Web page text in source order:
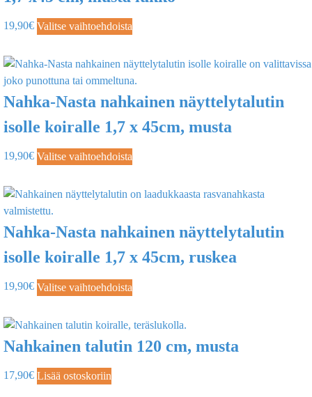
19,90€ Valitse vaihtoehdoista
Nahka-Nasta nahkainen näyttelytalutin
isolle koiralle 1,7 x 45cm, musta
19,90€ Valitse vaihtoehdoista
Nahka-Nasta nahkainen näyttelytalutin
isolle koiralle 1,7 x 45cm, ruskea
19,90€ Valitse vaihtoehdoista
Nahkainen talutin 120 cm, musta
17,90€ Lisää ostoskoriin